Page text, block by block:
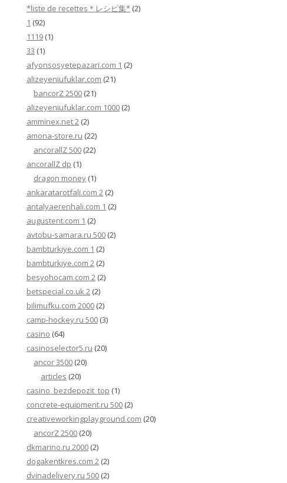
*liste de recettes＊レシピ集* (2)
1 (92)
1119 (1)
33 (1)
afyonsosyetepazari.com 1 (2)
alizeyeniufuklar.com (21)
bancorZ 2500 (21)
alizeyeniufuklar.com 1000 (2)
amminex.net 2 (2)
amona-store.ru (22)
ancorallZ 500 (22)
ancorallZ dp (1)
dragon money (1)
ankaratarotfali.com 2 (2)
antalyaerenhali.com 1 (2)
augustent.com 1 (2)
avtobu-samara.ru 500 (2)
bambturkiye.com 1 (2)
bambturkiye.com 2 (2)
besyohocam.com 2 (2)
betspecial.co.uk 2 (2)
bilimufku.com 2000 (2)
camp-hockey.ru 500 (3)
casino (64)
casinoselector5.ru (20)
ancor 3500 (20)
articles (20)
casino_bezdepozit_top (1)
concrete-equipment.ru 500 (2)
creativeworkingplayground.com (20)
ancorZ 2500 (20)
dkmarino.ru 2000 (2)
dogakentkres.com 2 (2)
dvinadelivery.ru 500 (2)